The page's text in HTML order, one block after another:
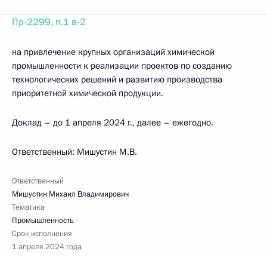
Пр-2299, п.1 в-2
на привлечение крупных организаций химической
промышленности к реализации проектов по созданию
технологических решений и развитию производства
приоритетной химической продукции.
Доклад – до 1 апреля 2024 г., далее – ежегодно.
Ответственный: Мишустин М.В.
Ответственный
Мишустин Михаил Владимирович
Тематика
Промышленность
Срок исполнения
1 апреля 2024 года